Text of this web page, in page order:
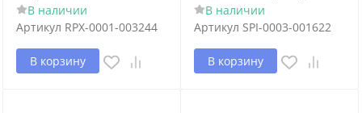
В наличии
Артикул RPX-0001-003244
В корзину
В наличии
Артикул SPI-0003-001622
В корзину